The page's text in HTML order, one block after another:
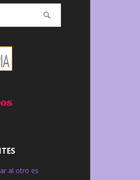
al otro es